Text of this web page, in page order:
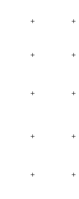
+ +
+ +
+ +
+ +
+ +